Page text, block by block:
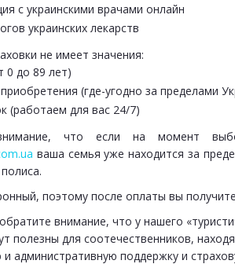
с украинскими врачами онлайн
украинских лекарств
не имеет значения:
0 до 89 лет)
(где-угодно за пределами
(работаем для вас 24/7)
что если на момент
ваша семья уже находится за
поэтому после оплаты вы
внимание, что у нашего
полезны для соотечественников,
административную поддержку и